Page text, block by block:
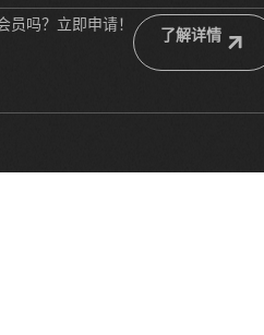
员吗？立即申请！
了解详情